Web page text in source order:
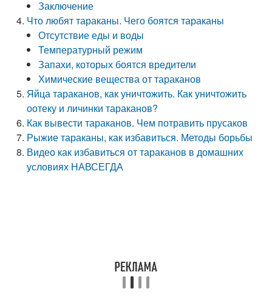
Заключение
Что любят тараканы. Чего боятся тараканы
Отсутствие еды и воды
Температурный режим
Запахи, которых боятся вредители
Химические вещества от тараканов
Яйца тараканов, как уничтожить. Как уничтожить
оотеку и личинки тараканов?
Как вывести тараканов. Чем потравить прусаков
Рыжие тараканы, как избавиться. Методы борьбы
Видео как избавиться от тараканов в домашних
условиях НАВСЕГДА